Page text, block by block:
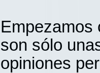
Empezamos
son sólo
opiniones